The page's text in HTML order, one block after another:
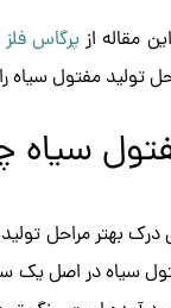
مقاله ازپرگاس فلز
تولید مفتول سیاه
سیاه
درک بهتر مراحل
سیاه در اصل یک